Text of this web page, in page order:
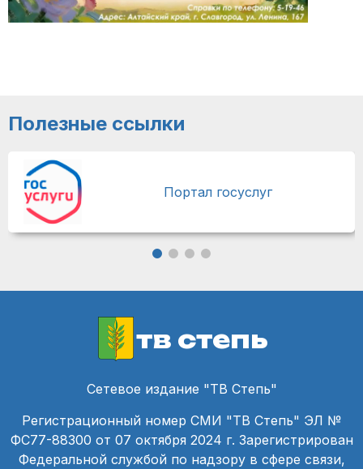
Полезные ссылки
Портал госуслуг
тв степь
Сетевое издание "ТВ Степь"
Регистрационный номер СМИ "ТВ Степь" ЭЛ №
ФС77-88300 от 07 октября 2024 г. Зарегистрирован
Федеральной службой по надзору в сфере связи,